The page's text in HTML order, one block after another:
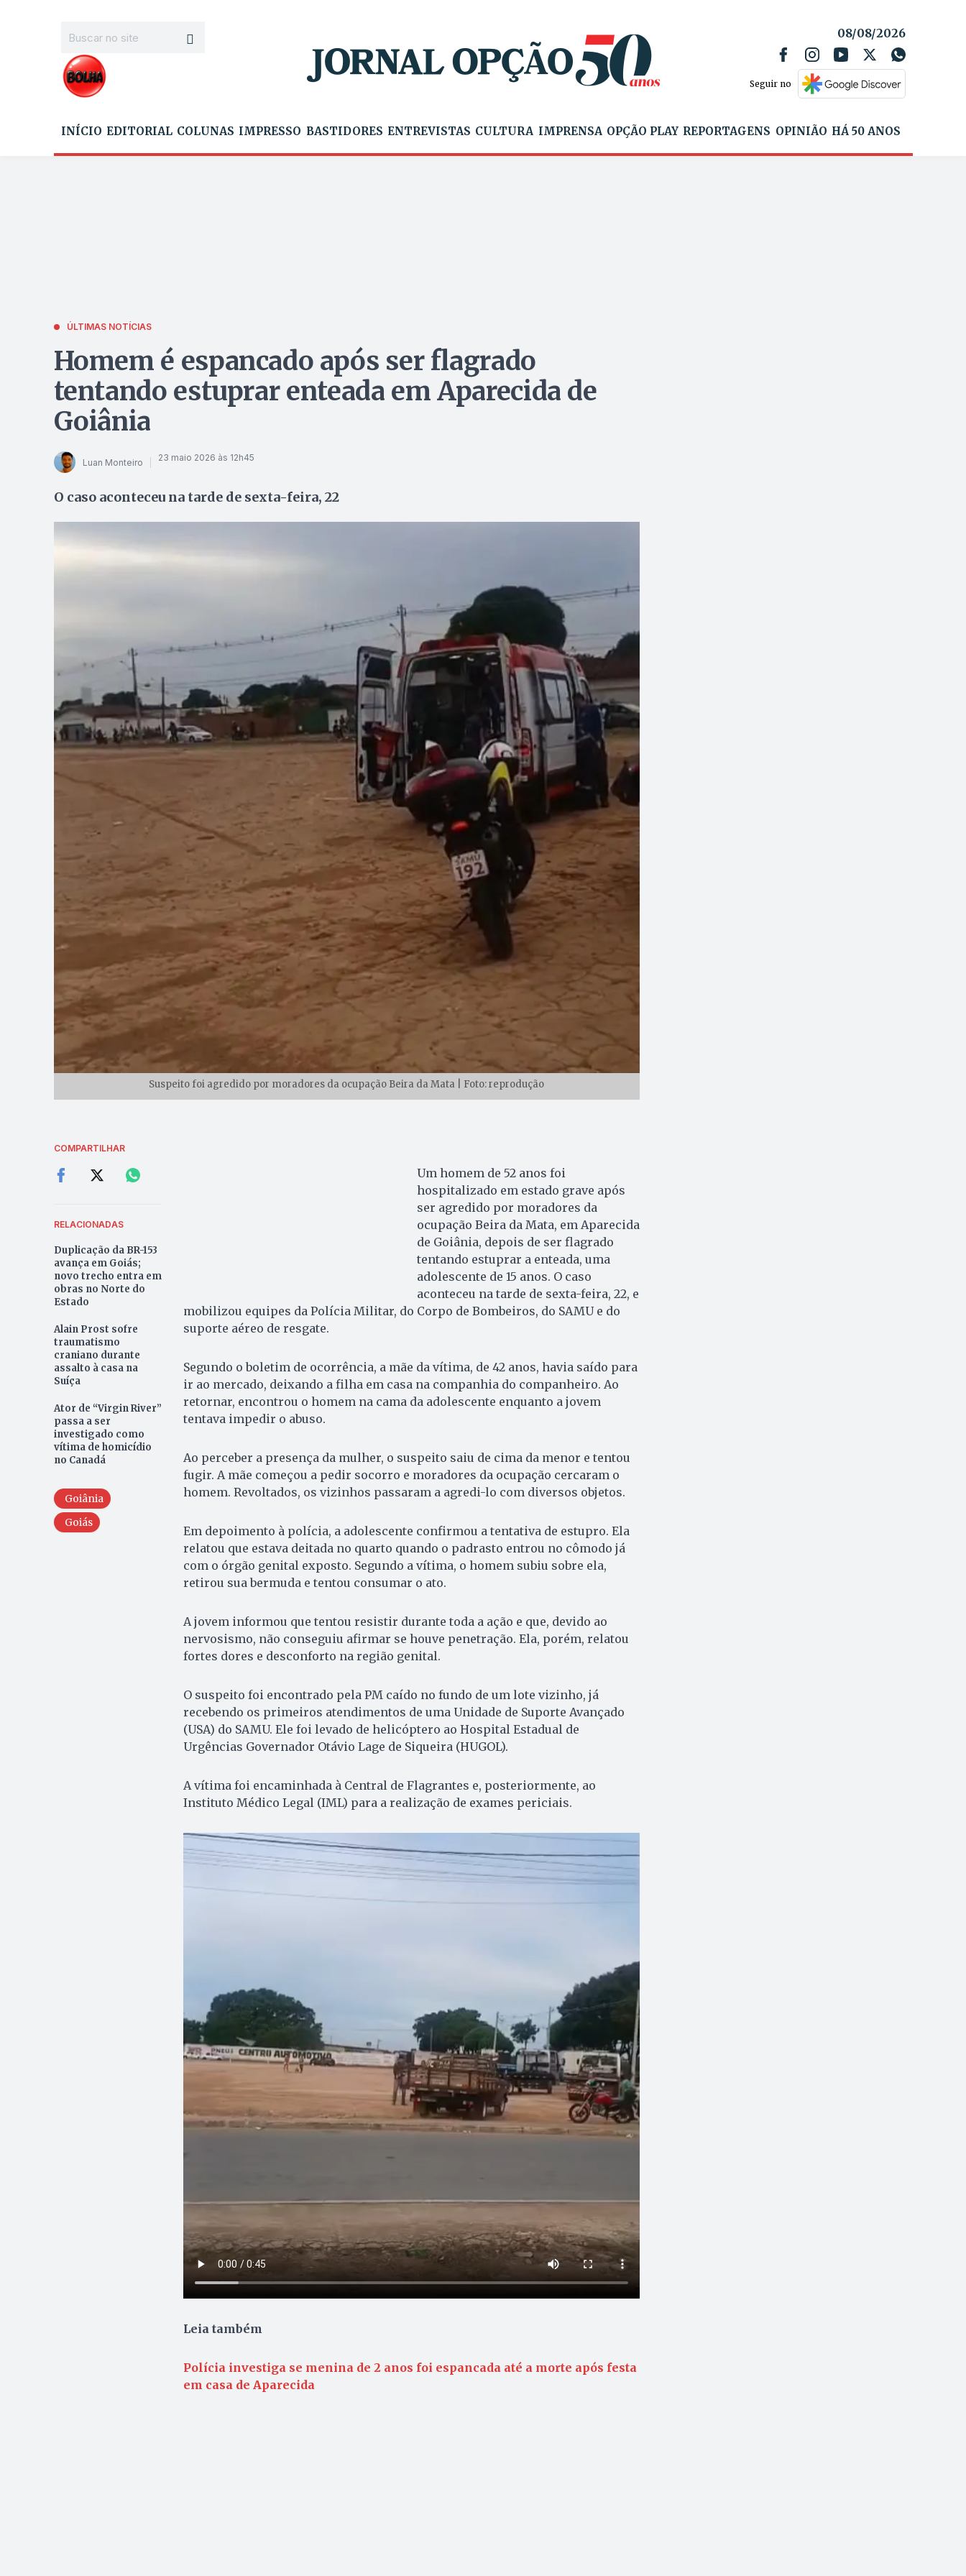
08/08/2026
Seguir no
INÍCIO EDITORIAL COLUNAS IMPRESSO BASTIDORES ENTREVISTAS CULTURA IMPRENSA OPÇÃO PLAY REPORTAGENS OPINIÃO HÁ 50 ANOS
ÚLTIMAS NOTÍCIAS
Homem é espancado após ser flagrado
tentando estuprar enteada em Aparecida de
Goiânia
Luan Monteiro 23 maio 2026 às 12h45
O caso aconteceu na tarde de sexta-feira, 22
Suspeito foi agredido por moradores da ocupação Beira da Mata | Foto: reprodução
COMPARTILHAR
RELACIONADAS
Duplicação da BR-153
avança em Goiás;
novo trecho entra em
obras no Norte do
Estado
Alain Prost sofre
traumatismo
craniano durante
assalto à casa na
Suíça
Ator de “Virgin River”
passa a ser
investigado como
vítima de homicídio
no Canadá
Goiânia
Goiás
Um homem de 52 anos foi
hospitalizado em estado grave após
ser agredido por moradores da
ocupação Beira da Mata, em Aparecida
de Goiânia, depois de ser flagrado
tentando estuprar a enteada, uma
adolescente de 15 anos. O caso
aconteceu na tarde de sexta-feira, 22, e
mobilizou equipes da Polícia Militar, do Corpo de Bombeiros, do SAMU e do
suporte aéreo de resgate.
Segundo o boletim de ocorrência, a mãe da vítima, de 42 anos, havia saído para
ir ao mercado, deixando a filha em casa na companhia do companheiro. Ao
retornar, encontrou o homem na cama da adolescente enquanto a jovem
tentava impedir o abuso.
Ao perceber a presença da mulher, o suspeito saiu de cima da menor e tentou
fugir. A mãe começou a pedir socorro e moradores da ocupação cercaram o
homem. Revoltados, os vizinhos passaram a agredi-lo com diversos objetos.
Em depoimento à polícia, a adolescente confirmou a tentativa de estupro. Ela
relatou que estava deitada no quarto quando o padrasto entrou no cômodo já
com o órgão genital exposto. Segundo a vítima, o homem subiu sobre ela,
retirou sua bermuda e tentou consumar o ato.
A jovem informou que tentou resistir durante toda a ação e que, devido ao
nervosismo, não conseguiu afirmar se houve penetração. Ela, porém, relatou
fortes dores e desconforto na região genital.
O suspeito foi encontrado pela PM caído no fundo de um lote vizinho, já
recebendo os primeiros atendimentos de uma Unidade de Suporte Avançado
(USA) do SAMU. Ele foi levado de helicóptero ao Hospital Estadual de
Urgências Governador Otávio Lage de Siqueira (HUGOL).
A vítima foi encaminhada à Central de Flagrantes e, posteriormente, ao
Instituto Médico Legal (IML) para a realização de exames periciais.
Leia também
Polícia investiga se menina de 2 anos foi espancada até a morte após festa
em casa de Aparecida